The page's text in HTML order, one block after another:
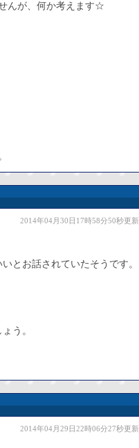
んが、何か考えます☆
2014年04月30日17時58分50秒更新
とお話されていたそうです。
う。
2014年04月29日22時06分27秒更新